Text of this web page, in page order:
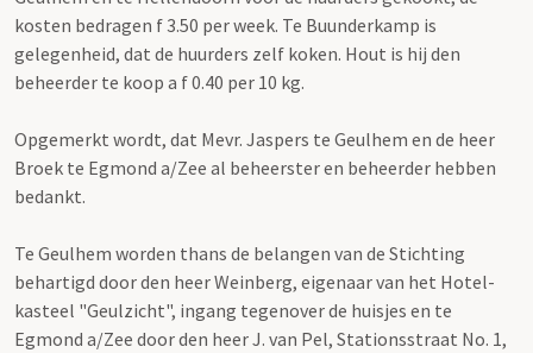
kosten bedragen f 3.50 per week. Te Buunderkamp is
gelegenheid, dat de huurders zelf koken. Hout is hij den
beheerder te koop a f 0.40 per 10 kg.
Opgemerkt wordt, dat Mevr. Jaspers te Geulhem en de heer
Broek te Egmond a/Zee al beheerster en beheerder hebben
bedankt.
Te Geulhem worden thans de belangen van de Stichting
behartigd door den heer Weinberg, eigenaar van het Hotel-
kasteel "Geulzicht", ingang tegenover de huisjes en te
Egmond a/Zee door den heer J. van Pel, Stationsstraat No. 1,